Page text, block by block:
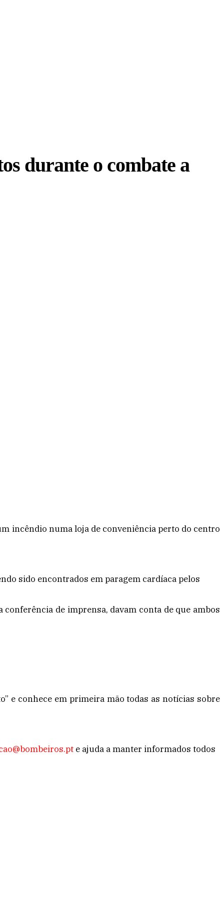
durante o combate a
incêndio numa loja de conveniência perto do centro
sido encontrados em paragem cardíaca pelos
de imprensa, davam conta de que ambos
e conhece em primeira mão todas as notícias sobre
e ajuda a manter informados todos